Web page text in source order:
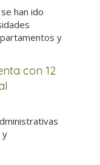
han ido
y
con 12
y